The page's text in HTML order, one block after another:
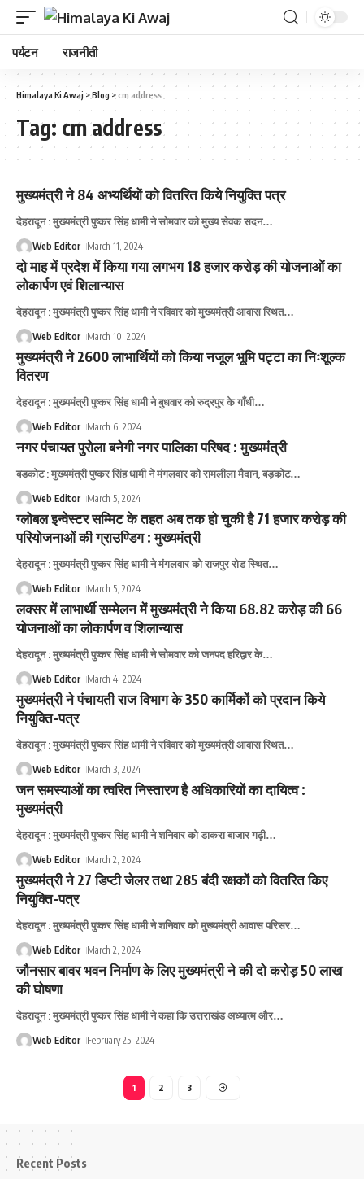
पर्यटन राजनीती
Himalaya Ki Awaj >Blog > cm address
Tag: cm address
मुख्यमंत्री ने 84 अभ्यर्थियों को वितरित किये नियुक्ति पत्र
देहरादून : मुख्यमंत्री पुष्कर सिंह धामी ने सोमवार को मुख्य सेवक सदन…
Web Editor March 11, 2024
दो माह में प्रदेश में किया गया लगभग 18 हजार करोड़ की योजनाओं का
लोकार्पण एवं शिलान्यास
देहरादून : मुख्यमंत्री पुष्कर सिंह धामी ने रविवार को मुख्यमंत्री आवास स्थित…
Web Editor March 10, 2024
मुख्यमंत्री ने 2600 लाभार्थियों को किया नजूल भूमि पट्टा का निःशूल्क
वितरण
देहरादून : मुख्यमंत्री पुष्कर सिंह धामी ने बुधवार को रुद्रपुर के गाँधी…
Web Editor March 6, 2024
नगर पंचायत पुरोला बनेगी नगर पालिका परिषद : मुख्‍यमंत्री
बडकोट : मुख्यमंत्री पुष्कर सिंह धामी ने मंगलवार को रामलीला मैदान, बड़कोट…
Web Editor March 5, 2024
ग्लोबल इन्वेस्टर सम्मिट के तहत अब तक हो चुकी है 71 हजार करोड़ की
परियोजनाओं की ग्राउण्डिग : मुख्यमंत्री
देहरादून : मुख्यमंत्री पुष्कर सिंह धामी ने मंगलवार को राजपुर रोड स्थित…
Web Editor March 5, 2024
लक्सर में लाभार्थी सम्मेलन में मुख्यमंत्री ने किया 68.82 करोड़ की 66
योजनाओं का लोकार्पण व शिलान्यास
देहरादून : मुख्यमंत्री पुष्कर सिंह धामी ने सोमवार को जनपद हरिद्वार के…
Web Editor March 4, 2024
मुख्यमंत्री ने पंचायती राज विभाग के 350 कार्मिकों को प्रदान किये
नियुक्ति-पत्र
देहरादून : मुख्यमंत्री पुष्कर सिंह धामी ने रविवार को मुख्यमंत्री आवास स्थित…
Web Editor March 3, 2024
जन समस्याओं का त्वरित निस्तारण है अधिकारियों का दायित्व :
मुख्यमंत्री
देहरादून : मुख्यमंत्री पुष्कर सिंह धामी ने शनिवार को डाकरा बाजार गढ़ी…
Web Editor March 2, 2024
मुख्यमंत्री ने 27 डिप्टी जेलर तथा 285 बंदी रक्षकों को वितरित किए
नियुक्ति-पत्र
देहरादून : मुख्यमंत्री पुष्कर सिंह धामी ने शनिवार को मुख्यमंत्री आवास परिसर…
Web Editor March 2, 2024
जौनसार बावर भवन निर्माण के लिए मुख्यमंत्री ने की दो करोड़ 50 लाख
की घोषणा
देहरादून : मुख्यमंत्री पुष्कर सिंह धामी ने कहा कि उत्तराखंड अध्यात्म और…
Web Editor February 25, 2024
1 2 3
Recent Posts